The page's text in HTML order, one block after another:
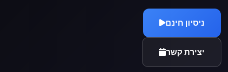
ניסיון חינם
יצירת קשר